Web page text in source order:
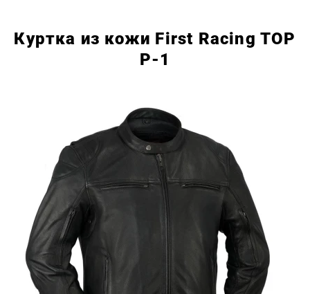
Куртка из кожи First Racing TOP
P-1